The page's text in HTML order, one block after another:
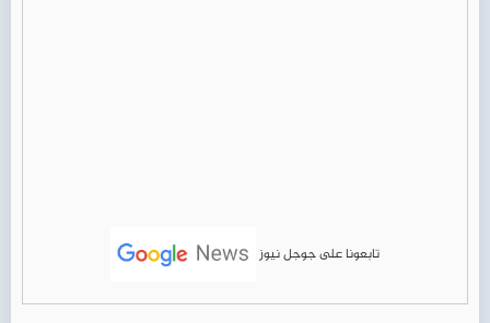
تابعونا على جوجل نيوز